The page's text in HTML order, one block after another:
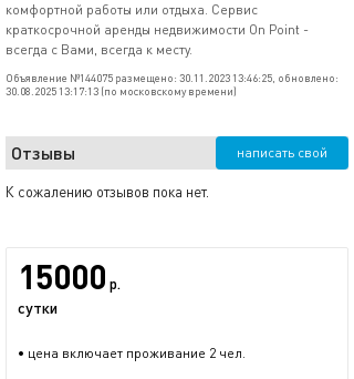
комфортной работы или отдыха. Сервис
краткосрочной аренды недвижимости Оn Роint -
всегда с Вами, всегда к месту.
Объявление №144075 размещено: 30.11.2023 13:46:25, обновлено:
30.08.2025 13:17:13 (по московскому времени)
Отзывы написать свой
К сожалению отзывов пока нет.
15000 р.
сутки
• цена включает проживание 2 чел.